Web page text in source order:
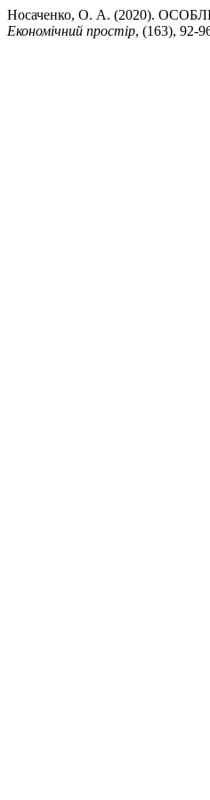
Носаченко, О. А. (2020).
Економічний простір, (163), 92-